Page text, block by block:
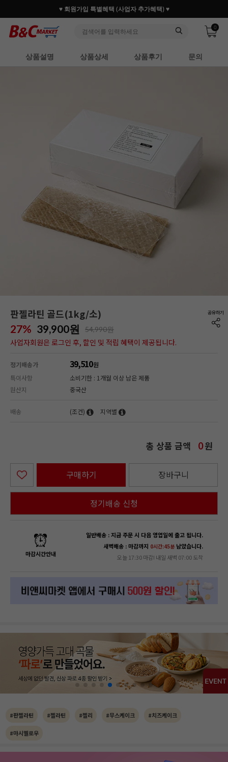
♥ 회원가입 특별혜택 (사업자 추가혜택) ♥
0
상품설명 상품상세 상품후기 문의
판젤라틴 골드(1kg/소)
27% 39,900원 54,990원
사업자회원은 로그인 후, 할인 및 적립 혜택이 제공됩니다.
정기배송가 39,510원
특이사항
소비기한 : 1개월 이상 남은 제품
원산지
중국산
배송 (조건) 지역별
총 상품 금액 0원
구매하기 장바구니
정기배송 신청
마감시간안내
일반배송 : 지금 주문 시 다음 영업일에 출고 됩니다.
새벽배송 : 마감까지 0시간:45분남았습니다.
오늘 17:30 마감! 내일 새벽 07:00 도착
#판젤라틴 #젤라틴 #젤리 #무스케이크 #치즈케이크
#마시멜로우